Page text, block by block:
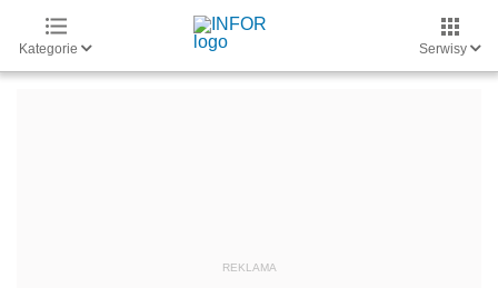
Kategorie Serwisy